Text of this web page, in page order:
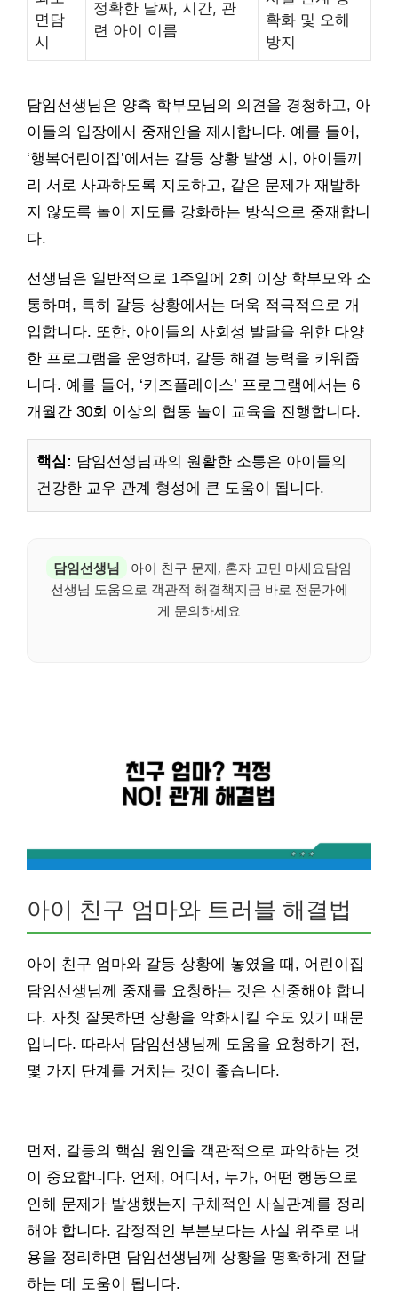
면담
시
정확한 날짜, 시간, 관
련 아이 이름
확화 및 오해
방지
담임선생님은 양측 학부모님의 의견을 경청하고, 아
이들의 입장에서 중재안을 제시합니다. 예를 들어,
‘행복어린이집’에서는 갈등 상황 발생 시, 아이들끼
리 서로 사과하도록 지도하고, 같은 문제가 재발하
지 않도록 놀이 지도를 강화하는 방식으로 중재합니
다.
선생님은 일반적으로 1주일에 2회 이상 학부모와 소
통하며, 특히 갈등 상황에서는 더욱 적극적으로 개
입합니다. 또한, 아이들의 사회성 발달을 위한 다양
한 프로그램을 운영하며, 갈등 해결 능력을 키워줍
니다. 예를 들어, ‘키즈플레이스’ 프로그램에서는 6
개월간 30회 이상의 협동 놀이 교육을 진행합니다.
핵심: 담임선생님과의 원활한 소통은 아이들의
건강한 교우 관계 형성에 큰 도움이 됩니다.
담임선생님
아이 친구 문제, 혼자 고민 마세요담임
선생님 도움으로 객관적 해결책지금 바로 전문가에
게 문의하세요
아이 친구 엄마와 트러블 해결법
아이 친구 엄마와 갈등 상황에 놓였을 때, 어린이집
담임선생님께 중재를 요청하는 것은 신중해야 합니
다. 자칫 잘못하면 상황을 악화시킬 수도 있기 때문
입니다. 따라서 담임선생님께 도움을 요청하기 전,
몇 가지 단계를 거치는 것이 좋습니다.
먼저, 갈등의 핵심 원인을 객관적으로 파악하는 것
이 중요합니다. 언제, 어디서, 누가, 어떤 행동으로
인해 문제가 발생했는지 구체적인 사실관계를 정리
해야 합니다. 감정적인 부분보다는 사실 위주로 내
용을 정리하면 담임선생님께 상황을 명확하게 전달
하는 데 도움이 됩니다.